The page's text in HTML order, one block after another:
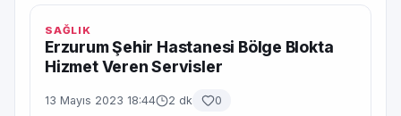
SAĞLIK
Erzurum Şehir Hastanesi Bölge Blokta
Hizmet Veren Servisler
13 Mayıs 2023 18:44 2 dk 0